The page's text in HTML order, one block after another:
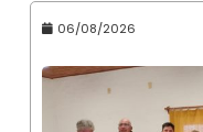
06/08/2026